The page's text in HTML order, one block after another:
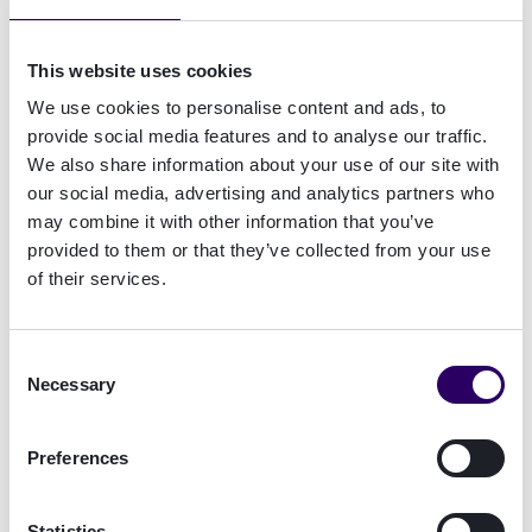
This website uses cookies
We use cookies to personalise content and ads, to
provide social media features and to analyse our traffic.
We also share information about your use of our site with
our social media, advertising and analytics partners who
may combine it with other information that you’ve
provided to them or that they’ve collected from your use
of their services.
Selection
Necessary
Preferences
kontrollera signaturernas giltighet och om de
överensstämmer med eIDAS. Detta kan göras
valideringstjänst. Kontrollera ansvar och
ansvarsfrihet. Eftersom valideringen av
elektroniska signaturer och elektroniska
stämplar är reglerad ska du välja en eIDAS-
certifierad valideringstjänst.
Innan du väljer en din tjänsteleverantör bör du
kontrollera vilka autentiseringsmetoder som de
stöder i olika länder. Om du signerar dokument i
autentiseringsmetoder stöds.